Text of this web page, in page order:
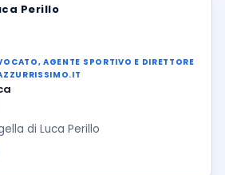
Perillo
AGENTE SPORTIVO E DIRETTORE
di Luca Perillo